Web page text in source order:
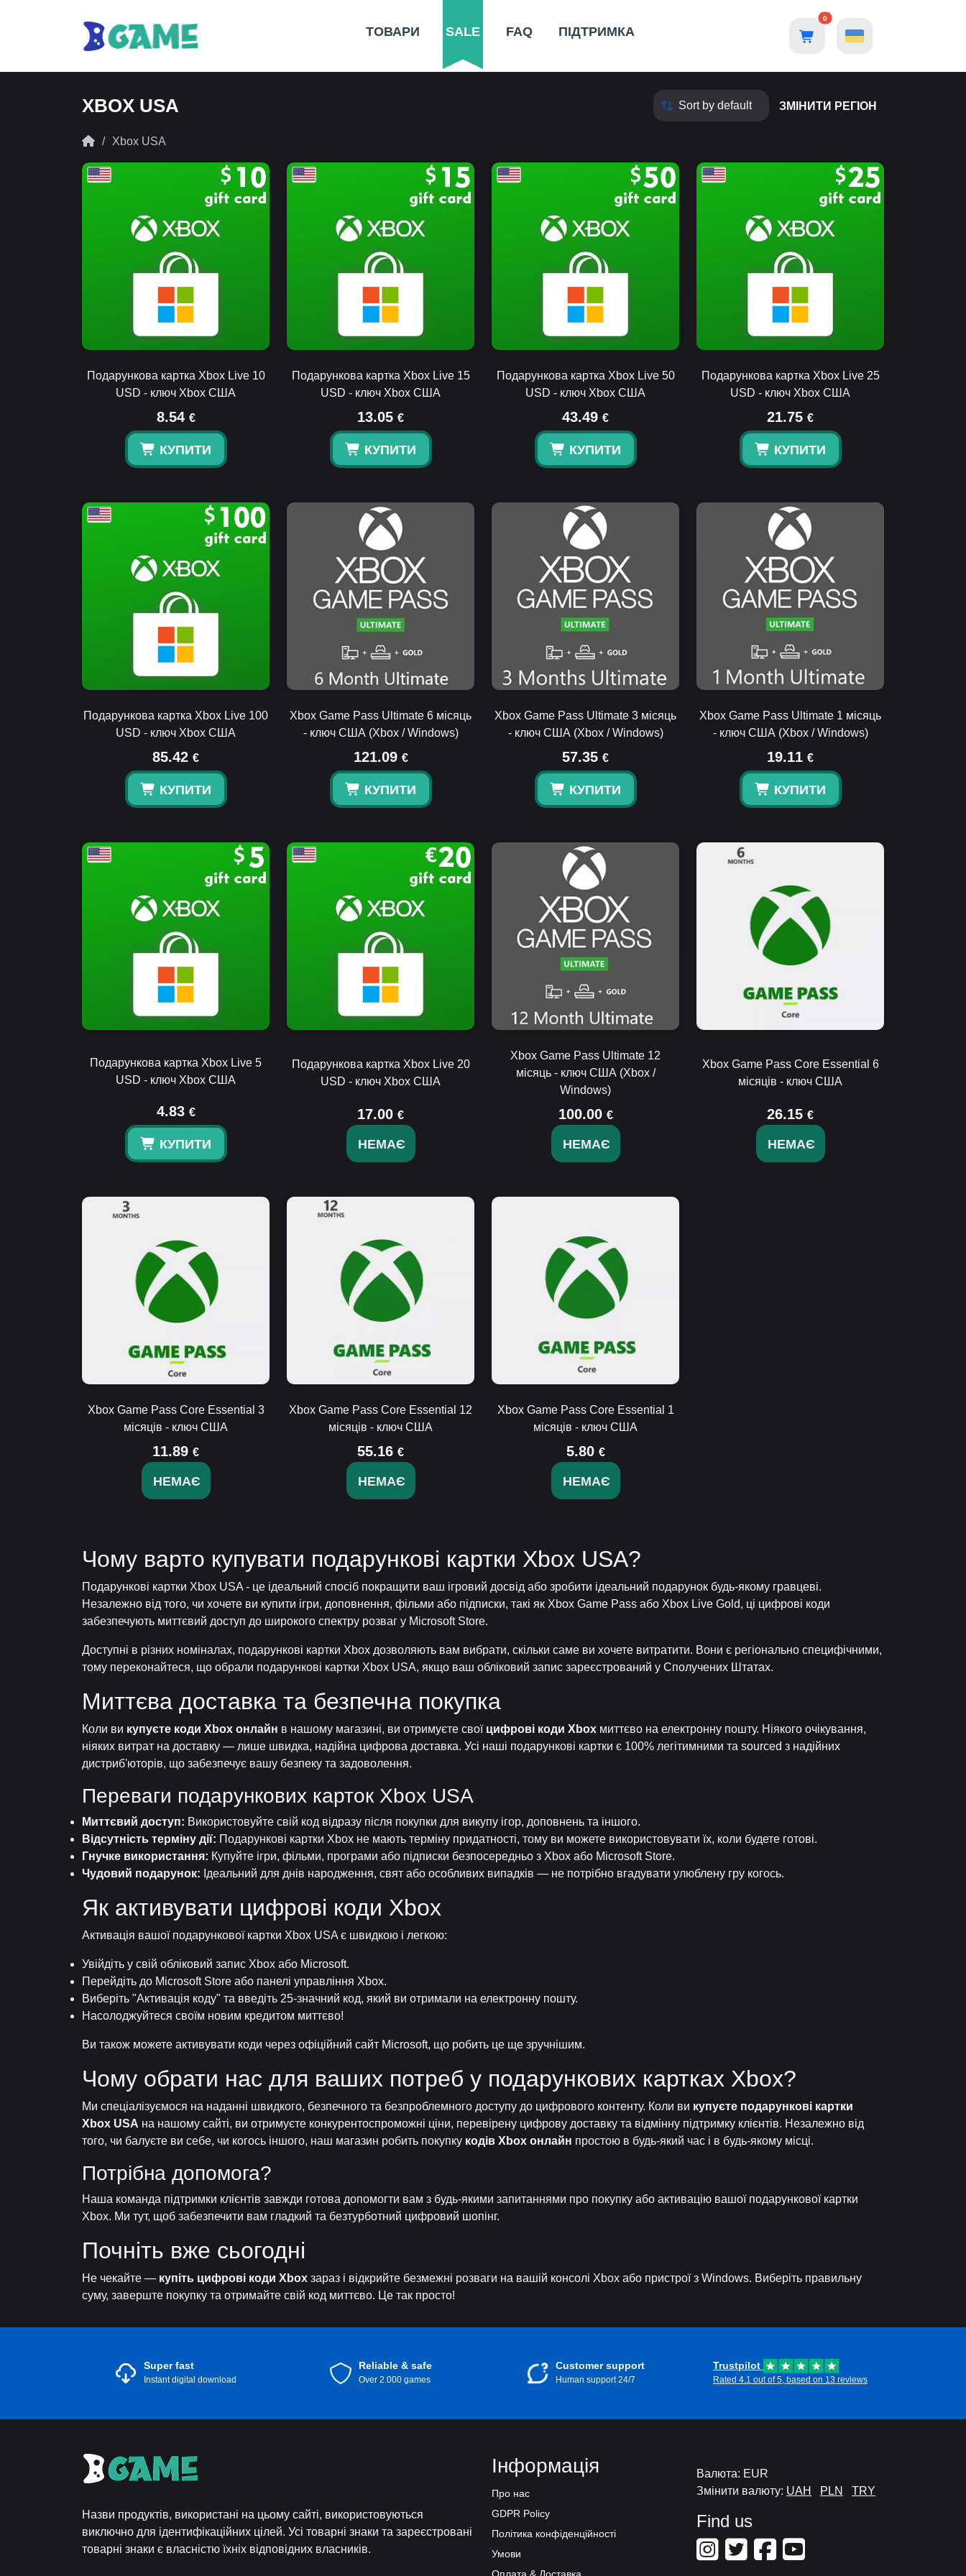
ТОВАРИ SALE FAQ ПІДТРИМКА
0
XBOX USA ЗМІНИТИ РЕГІОН
Xbox USA
Подарункова картка Xbox Live 10
USD - ключ Xbox США
8.54 €
КУПИТИ
Подарункова картка Xbox Live 15
USD - ключ Xbox США
13.05 €
КУПИТИ
Подарункова картка Xbox Live 50
USD - ключ Xbox США
43.49 €
КУПИТИ
Подарункова картка Xbox Live 25
USD - ключ Xbox США
21.75 €
КУПИТИ
Подарункова картка Xbox Live 100
USD - ключ Xbox США
85.42 €
КУПИТИ
Xbox Game Pass Ultimate 6 місяць
- ключ США (Xbox / Windows)
121.09 €
КУПИТИ
Xbox Game Pass Ultimate 3 місяць
- ключ США (Xbox / Windows)
57.35 €
КУПИТИ
Xbox Game Pass Ultimate 1 місяць
- ключ США (Xbox / Windows)
19.11 €
КУПИТИ
Подарункова картка Xbox Live 5
USD - ключ Xbox США
4.83 €
КУПИТИ
Подарункова картка Xbox Live 20
USD - ключ Xbox США
17.00 €
НЕМАЄ
Xbox Game Pass Ultimate 12
місяць - ключ США (Xbox /
Windows)
100.00 €
НЕМАЄ
Xbox Game Pass Core Essential 6
місяців - ключ США
26.15 €
НЕМАЄ
Xbox Game Pass Core Essential 3
місяців - ключ США
11.89 €
НЕМАЄ
Xbox Game Pass Core Essential 12
місяців - ключ США
55.16 €
НЕМАЄ
Xbox Game Pass Core Essential 1
місяців - ключ США
5.80 €
НЕМАЄ
Чому варто купувати подарункові картки Xbox USA?
Подарункові картки Xbox USA - це ідеальний спосіб покращити ваш ігровий досвід або зробити ідеальний подарунок будь-якому гравцеві.
Незалежно від того, чи хочете ви купити ігри, доповнення, фільми або підписки, такі як Xbox Game Pass або Xbox Live Gold, ці цифрові коди
забезпечують миттєвий доступ до широкого спектру розваг у Microsoft Store.
Доступні в різних номіналах, подарункові картки Xbox дозволяють вам вибрати, скільки саме ви хочете витратити. Вони є регіонально специфічними,
тому переконайтеся, що обрали подарункові картки Xbox USA, якщо ваш обліковий запис зареєстрований у Сполучених Штатах.
Миттєва доставка та безпечна покупка
Коли ви купуєте коди Xbox онлайн в нашому магазині, ви отримуєте свої цифрові коди Xbox миттєво на електронну пошту. Ніякого очікування,
ніяких витрат на доставку — лише швидка, надійна цифрова доставка. Усі наші подарункові картки є 100% легітимними та sourced з надійних
дистриб'юторів, що забезпечує вашу безпеку та задоволення.
Переваги подарункових карток Xbox USA
Миттєвий доступ: Використовуйте свій код відразу після покупки для викупу ігор, доповнень та іншого.
Відсутність терміну дії: Подарункові картки Xbox не мають терміну придатності, тому ви можете використовувати їх, коли будете готові.
Гнучке використання: Купуйте ігри, фільми, програми або підписки безпосередньо з Xbox або Microsoft Store.
Чудовий подарунок: Ідеальний для днів народження, свят або особливих випадків — не потрібно вгадувати улюблену гру когось.
Як активувати цифрові коди Xbox
Активація вашої подарункової картки Xbox USA є швидкою і легкою:
Увійдіть у свій обліковий запис Xbox або Microsoft.
Перейдіть до Microsoft Store або панелі управління Xbox.
Виберіть "Активація коду" та введіть 25-значний код, який ви отримали на електронну пошту.
Насолоджуйтеся своїм новим кредитом миттєво!
Ви також можете активувати коди через офіційний сайт Microsoft, що робить це ще зручнішим.
Чому обрати нас для ваших потреб у подарункових картках Xbox?
Ми спеціалізуємося на наданні швидкого, безпечного та безпроблемного доступу до цифрового контенту. Коли ви купуєте подарункові картки
Xbox USA на нашому сайті, ви отримуєте конкурентоспроможні ціни, перевірену цифрову доставку та відмінну підтримку клієнтів. Незалежно від
того, чи балуєте ви себе, чи когось іншого, наш магазин робить покупку кодів Xbox онлайн простою в будь-який час і в будь-якому місці.
Потрібна допомога?
Наша команда підтримки клієнтів завжди готова допомогти вам з будь-якими запитаннями про покупку або активацію вашої подарункової картки
Xbox. Ми тут, щоб забезпечити вам гладкий та безтурботний цифровий шопінг.
Почніть вже сьогодні
Не чекайте — купіть цифрові коди Xbox зараз і відкрийте безмежні розваги на вашій консолі Xbox або пристрої з Windows. Виберіть правильну
суму, заверште покупку та отримайте свій код миттєво. Це так просто!
Super fast
Instant digital download
Reliable & safe
Over 2.000 games
Customer support
Human support 24/7
Trustpilot
Rated 4.1 out of 5, based on 13 reviews
Назви продуктів, використані на цьому сайті, використовуються
виключно для ідентифікаційних цілей. Усі товарні знаки та зареєстровані
товарні знаки є власністю їхніх відповідних власників.
Інформація
Про нас
GDPR Policy
Політика конфіденційності
Умови
Валюта: EUR
Змінити валюту: UAH PLN TRY
Find us